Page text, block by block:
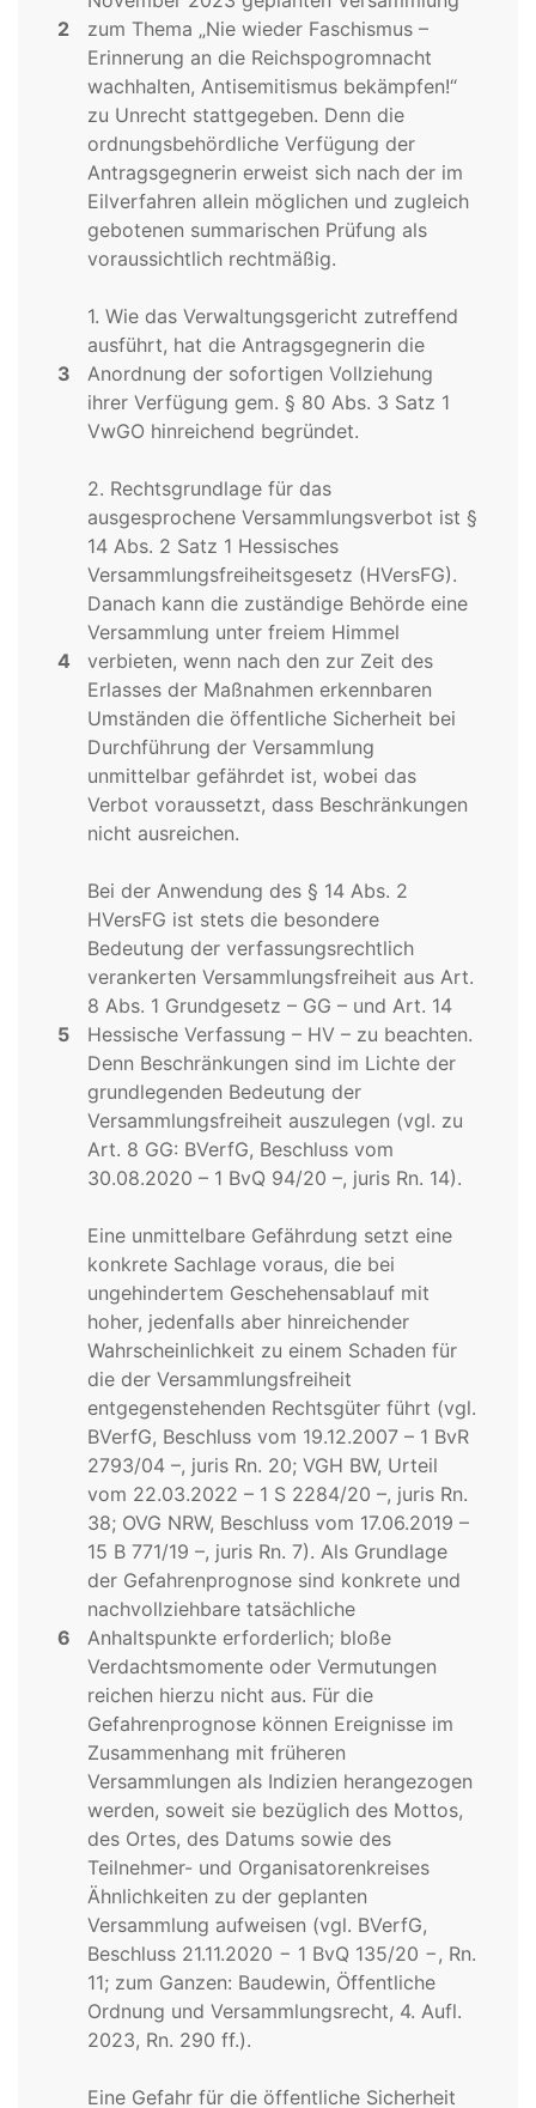
2
zum Thema „Nie wieder Faschismus –
Erinnerung an die Reichspogromnacht
wachhalten, Antisemitismus bekämpfen!“
zu Unrecht stattgegeben. Denn die
ordnungsbehördliche Verfügung der
Antragsgegnerin erweist sich nach der im
Eilverfahren allein möglichen und zugleich
gebotenen summarischen Prüfung als
voraussichtlich rechtmäßig.
3
1. Wie das Verwaltungsgericht zutreffend
ausführt, hat die Antragsgegnerin die
Anordnung der sofortigen Vollziehung
ihrer Verfügung gem. § 80 Abs. 3 Satz 1
VwGO hinreichend begründet.
4
2. Rechtsgrundlage für das
ausgesprochene Versammlungsverbot ist §
14 Abs. 2 Satz 1 Hessisches
Versammlungsfreiheitsgesetz (HVersFG).
Danach kann die zuständige Behörde eine
Versammlung unter freiem Himmel
verbieten, wenn nach den zur Zeit des
Erlasses der Maßnahmen erkennbaren
Umständen die öffentliche Sicherheit bei
Durchführung der Versammlung
unmittelbar gefährdet ist, wobei das
Verbot voraussetzt, dass Beschränkungen
nicht ausreichen.
5
Bei der Anwendung des § 14 Abs. 2
HVersFG ist stets die besondere
Bedeutung der verfassungsrechtlich
verankerten Versammlungsfreiheit aus Art.
8 Abs. 1 Grundgesetz – GG – und Art. 14
Hessische Verfassung – HV – zu beachten.
Denn Beschränkungen sind im Lichte der
grundlegenden Bedeutung der
Versammlungsfreiheit auszulegen (vgl. zu
Art. 8 GG: BVerfG, Beschluss vom
30.08.2020 – 1 BvQ 94/20 –, juris Rn. 14).
6
Eine unmittelbare Gefährdung setzt eine
konkrete Sachlage voraus, die bei
ungehindertem Geschehensablauf mit
hoher, jedenfalls aber hinreichender
Wahrscheinlichkeit zu einem Schaden für
die der Versammlungsfreiheit
entgegenstehenden Rechtsgüter führt (vgl.
BVerfG, Beschluss vom 19.12.2007 – 1 BvR
2793/04 –, juris Rn. 20; VGH BW, Urteil
vom 22.03.2022 – 1 S 2284/20 –, juris Rn.
38; OVG NRW, Beschluss vom 17.06.2019 –
15 B 771/19 –, juris Rn. 7). Als Grundlage
der Gefahrenprognose sind konkrete und
nachvollziehbare tatsächliche
Anhaltspunkte erforderlich; bloße
Verdachtsmomente oder Vermutungen
reichen hierzu nicht aus. Für die
Gefahrenprognose können Ereignisse im
Zusammenhang mit früheren
Versammlungen als Indizien herangezogen
werden, soweit sie bezüglich des Mottos,
des Ortes, des Datums sowie des
Teilnehmer- und Organisatorenkreises
Ähnlichkeiten zu der geplanten
Versammlung aufweisen (vgl. BVerfG,
Beschluss 21.11.2020 − 1 BvQ 135/20 −, Rn.
11; zum Ganzen: Baudewin, Öffentliche
Ordnung und Versammlungsrecht, 4. Aufl.
2023, Rn. 290 ff.).
Eine Gefahr für die öffentliche Sicherheit